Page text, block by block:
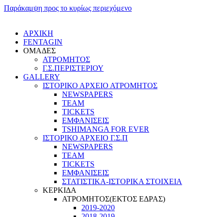
Παράκαμψη προς το κυρίως περιεχόμενο
ΑΡΧΙΚΗ
FENTAGIN
ΟΜΑΔΕΣ
ΑΤΡΟΜΗΤΟΣ
Γ.Σ.ΠEΡΙΣΤΕΡΙΟΥ
GALLERY
ΙΣΤΟΡΙΚΟ ΑΡΧΕΙΟ ΑΤΡΟΜΗΤΟΣ
NEWSPAPERS
TEAM
TICKETS
ΕΜΦΑΝΙΣΕΙΣ
TSHIMANGA FOR EVER
ΙΣΤΟΡΙΚΟ ΑΡΧΕΙΟ Γ.Σ.Π
NEWSPAPERS
TEAM
TICKETS
ΕΜΦΑΝΙΣΕΙΣ
ΣΤΑΤΙΣΤΙΚΑ-ΙΣΤΟΡΙΚΑ ΣΤΟΙΧΕΙΑ
ΚΕΡΚΙΔΑ
ΑΤΡΟΜΗΤΟΣ(ΕΚΤΟΣ ΕΔΡΑΣ)
2019-2020